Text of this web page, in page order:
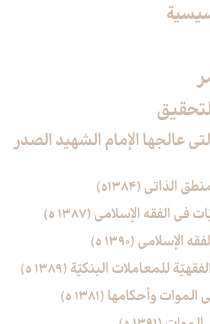
عالجها الإمام الشهيد الصدر